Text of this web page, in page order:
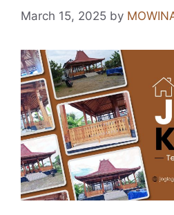
March 15, 2025 by